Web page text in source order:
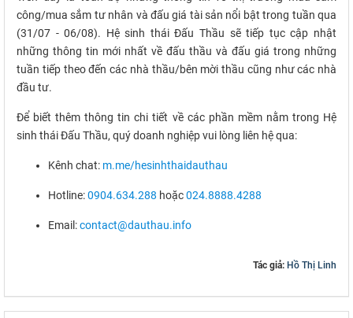
công/mua sắm tư nhân và đấu giá tài sản nổi bật trong tuần qua
(31/07 - 06/08). Hệ sinh thái Đấu Thầu sẽ tiếp tục cập nhật
những thông tin mới nhất về đấu thầu và đấu giá trong những
tuần tiếp theo đến các nhà thầu/bên mời thầu cũng như các nhà
đầu tư.
Để biết thêm thông tin chi tiết về các phần mềm nằm trong Hệ
sinh thái Đấu Thầu, quý doanh nghiệp vui lòng liên hệ qua:
Kênh chat: m.me/hesinhthaidauthau
Hotline:0904.634.288 hoặc024.8888.4288
Email:contact@dauthau.info
Tác giả: Hồ Thị Linh